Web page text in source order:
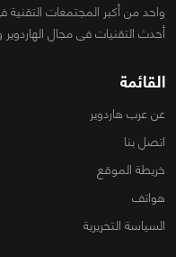
واحد من أكبر المجتمعات
أحدث التقنيات فى مجال الهاردوير
القائمة
عن عرب هاردوير
اتصل بنا
خريطة الموقع
هواتف
السياسة التحريرية